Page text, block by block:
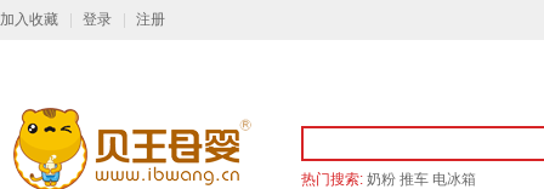
加入收藏 登录 注册
热门搜索: 奶粉 推车 电冰箱